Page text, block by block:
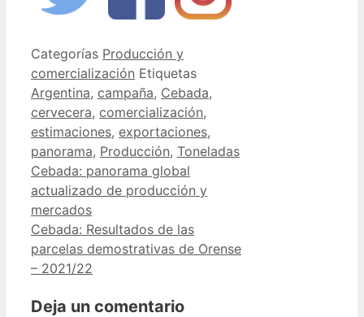
Categorías Producción y
comercialización Etiquetas
Argentina, campaña, Cebada,
cervecera, comercialización,
estimaciones, exportaciones,
panorama, Producción, Toneladas
Cebada: panorama global
actualizado de producción y
mercados
Cebada: Resultados de las
parcelas demostrativas de Orense
– 2021/22
Deja un comentario